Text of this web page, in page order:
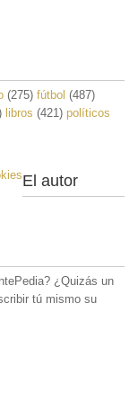
(275) fútbol (487)
libros (421) políticos
El autor
¿Quizás un
tú mismo su